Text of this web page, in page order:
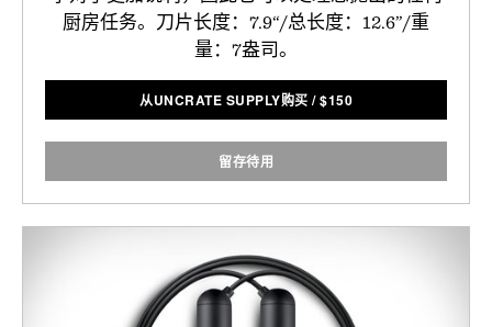
厨房任务。刀片长度：7.9“/总长度：12.6”/重
量：7盎司。
从UNCRATE SUPPLY购买 /$150
留存待用